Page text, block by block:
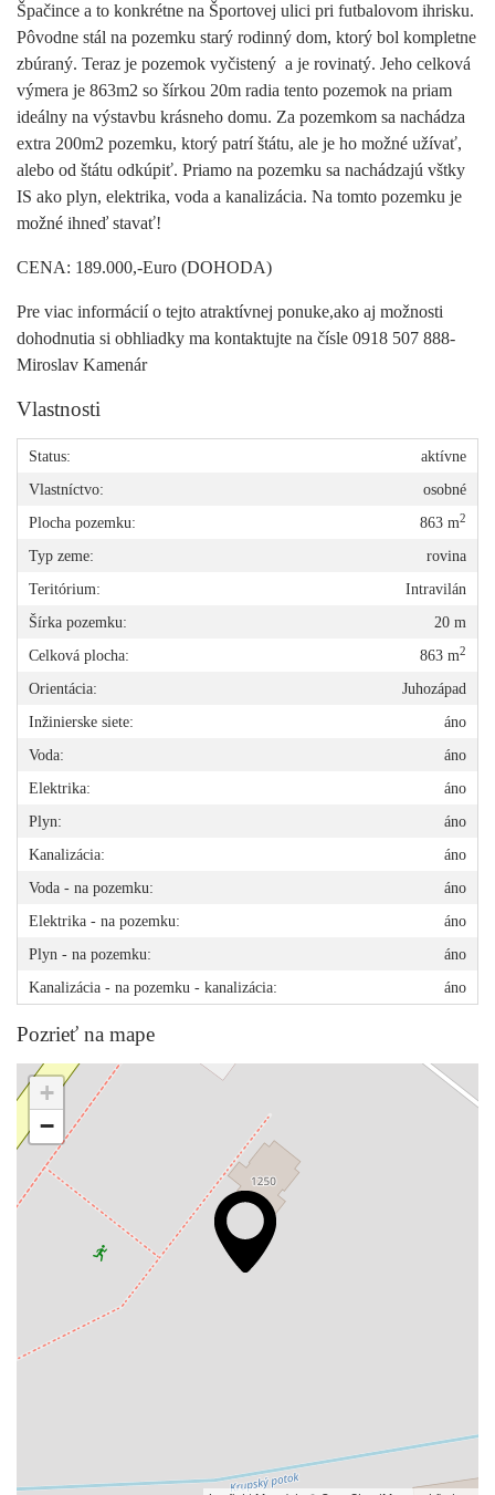
Špačince a to konkrétne na Športovej ulici pri futbalovom ihrisku.
Pôvodne stál na pozemku starý rodinný dom, ktorý bol kompletne
zbúraný. Teraz je pozemok vyčistený a je rovinatý. Jeho celková
výmera je 863m2 so šírkou 20m radia tento pozemok na priam
ideálny na výstavbu krásneho domu. Za pozemkom sa nachádza
extra 200m2 pozemku, ktorý patrí štátu, ale je ho možné užívať,
alebo od štátu odkúpiť. Priamo na pozemku sa nachádzajú vštky
IS ako plyn, elektrika, voda a kanalizácia. Na tomto pozemku je
možné ihneď stavať!
CENA: 189.000,-Euro (DOHODA)
Pre viac informácií o tejto atraktívnej ponuke,ako aj možnosti
dohodnutia si obhliadky ma kontaktujte na čísle 0918 507 888-
Miroslav Kamenár
Vlastnosti
Status:
aktívne
Vlastníctvo:
osobné
Plocha pozemku:
863 m2
Typ zeme:
rovina
Teritórium:
Intravilán
Šírka pozemku:
20 m
Celková plocha:
863 m2
Orientácia:
Juhozápad
Inžinierske siete:
áno
Voda:
áno
Elektrika:
áno
Plyn:
áno
Kanalizácia:
áno
Voda - na pozemku:
áno
Elektrika - na pozemku:
áno
Plyn - na pozemku:
áno
Kanalizácia - na pozemku - kanalizácia:
áno
Pozrieť na mape
+
−